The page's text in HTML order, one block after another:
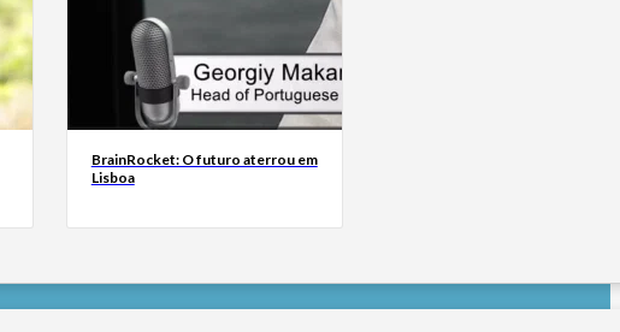
BrainRocket: O futuro aterrou em
Lisboa